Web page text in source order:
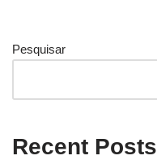
Pesquisar
Recent Posts